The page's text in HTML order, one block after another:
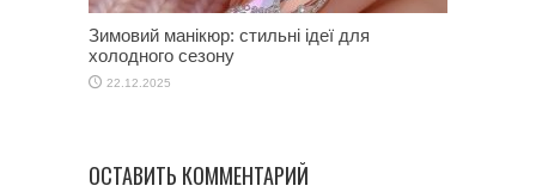
Зимовий манікюр: стильні ідеї для
холодного сезону
22.12.2025
ОСТАВИТЬ КОММЕНТАРИЙ